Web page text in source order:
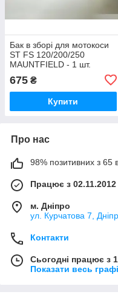
Бак в зборі для мотокоси
ST FS 120/200/250
MAUNTFIELD - 1 шт.
675 ₴
Купити
Про нас
98% позитивних з 65
Працює з 02.11.2012
м. Дніпро
ул. Курчатова 7,
Контакти
Сьогодні працює з
Показати весь